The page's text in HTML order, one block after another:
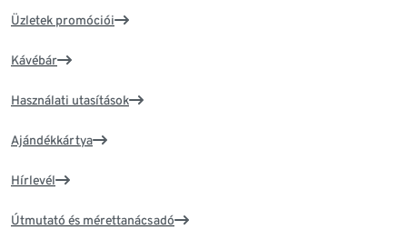
Üzletek promóciói
Kávébár
Használati utasítások
Ajándékkártya
Hírlevél
Útmutató és mérettanácsadó